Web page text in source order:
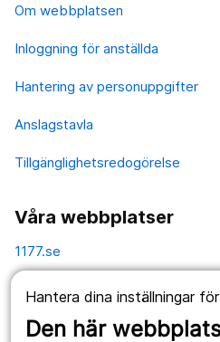
Hantera dina inställningar
Den här
Om webbplatsen
Inloggning för anställda
Hantering av personuppgifter
Anslagstavla
Tillgänglighetsredogörelse
Våra webbplatser
1177.se
Länstrafiken
Vårdgivare